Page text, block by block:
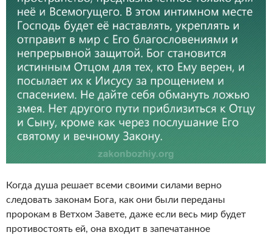
Когда душа решает всеми своими силами верно
следовать законам Бога, как они были переданы
пророкам в Ветхом Завете, даже если весь мир будет
противостоять ей, она входит в запечатанное